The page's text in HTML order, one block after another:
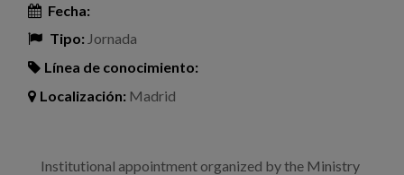
Noticias
Fecha:
Tipo: Jornada
Línea de conocimiento:
Localización: Madrid
Institutional appointment organized by the Ministry